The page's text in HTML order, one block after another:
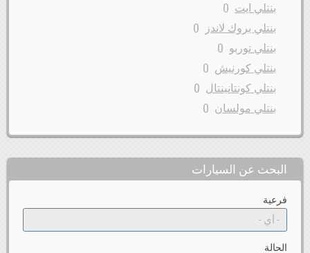
بنتلي ايت 0
بنتلي بروك لاندز 0
بنتلي توربو 0
بنتلي كورنيش 0
بنتلي كونتانينتال 0
بنتلي مولسان 0
البحث عن السيارات
فرعية
الحالة